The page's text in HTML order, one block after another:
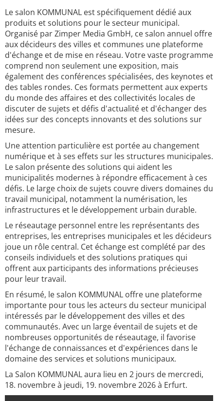
Le salon KOMMUNAL est spécifiquement dédié aux
produits et solutions pour le secteur municipal.
Organisé par Zimper Media GmbH, ce salon annuel offre
aux décideurs des villes et communes une plateforme
d'échange et de mise en réseau. Votre vaste programme
comprend non seulement une exposition, mais
également des conférences spécialisées, des keynotes et
des tables rondes. Ces formats permettent aux experts
du monde des affaires et des collectivités locales de
discuter de sujets et défis d'actualité et d'échanger des
idées sur des concepts innovants et des solutions sur
mesure.
Une attention particulière est portée au changement
numérique et à ses effets sur les structures municipales.
Le salon présente des solutions qui aident les
municipalités modernes à répondre efficacement à ces
défis. Le large choix de sujets couvre divers domaines du
travail municipal, notamment la numérisation, les
infrastructures et le développement urbain durable.
Le réseautage personnel entre les représentants des
entreprises, les entreprises municipales et les décideurs
joue un rôle central. Cet échange est complété par des
conseils individuels et des solutions pratiques qui
offrent aux participants des informations précieuses
pour leur travail.
En résumé, le salon KOMMUNAL offre une plateforme
importante pour tous les acteurs du secteur municipal
intéressés par le développement des villes et des
communautés. Avec un large éventail de sujets et de
nombreuses opportunités de réseautage, il favorise
l'échange de connaissances et d'expériences dans le
domaine des services et solutions municipaux.
La Salon KOMMUNAL aura lieu en 2 jours de mercredi,
18. novembre à jeudi, 19. novembre 2026 à Erfurt.